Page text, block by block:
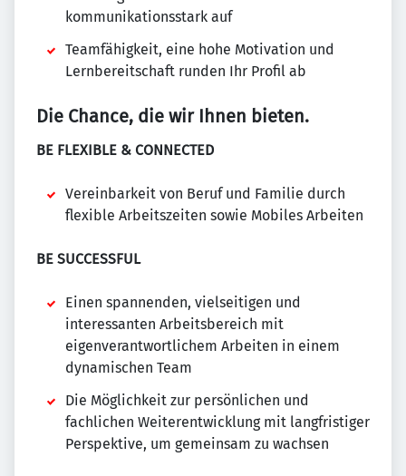
kommunikationsstark auf
Teamfähigkeit, eine hohe Motivation und
Lernbereitschaft runden Ihr Profil ab
Die Chance, die wir Ihnen bieten.
BE FLEXIBLE & CONNECTED
Vereinbarkeit von Beruf und Familie durch
flexible Arbeitszeiten sowie Mobiles Arbeiten
BE SUCCESSFUL
Einen spannenden, vielseitigen und
interessanten Arbeitsbereich mit
eigenverantwortlichem Arbeiten in einem
dynamischen Team
Die Möglichkeit zur persönlichen und
fachlichen Weiterentwicklung mit langfristiger
Perspektive, um gemeinsam zu wachsen